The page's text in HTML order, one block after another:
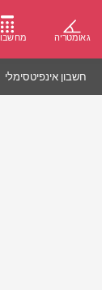
גאומטריה
חשבון אינפיטסימלי